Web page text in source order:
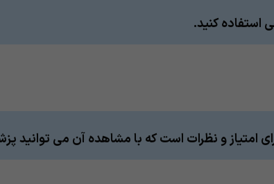
استفاده کنید.
و نظرات است که با مشاهده آن می توانید